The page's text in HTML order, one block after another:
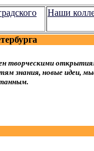
Наши
творческими
знания, новые идеи,